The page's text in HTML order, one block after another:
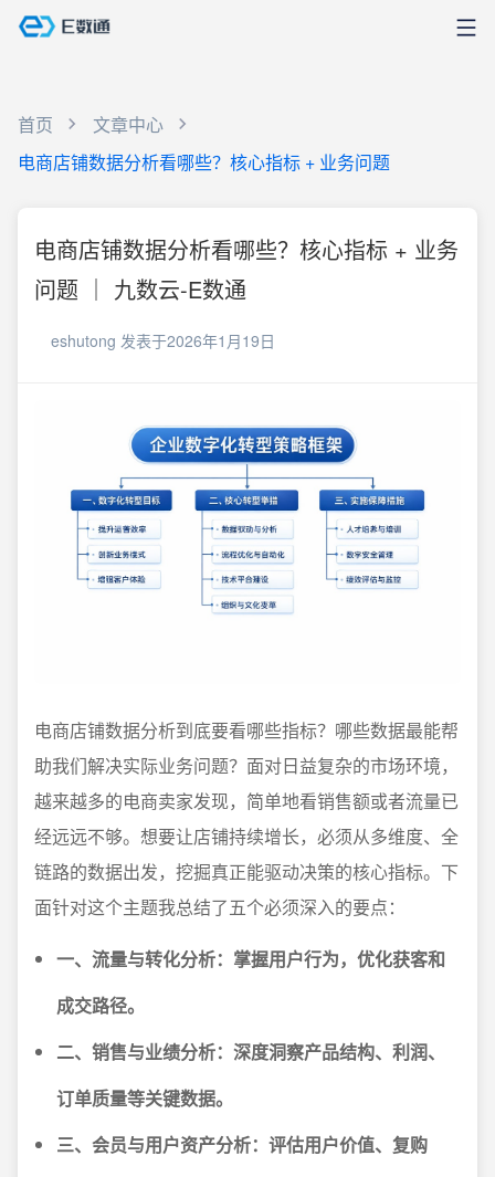
首页
文章中心
电商店铺数据分析看哪些？核心指标 + 业务问题
电商店铺数据分析看哪些？核心指标 + 业务
问题 ｜ 九数云-E数通
eshutong 发表于2026年1月19日
电商店铺数据分析到底要看哪些指标？哪些数据最能帮
助我们解决实际业务问题？面对日益复杂的市场环境，
越来越多的电商卖家发现，简单地看销售额或者流量已
经远远不够。想要让店铺持续增长，必须从多维度、全
链路的数据出发，挖掘真正能驱动决策的核心指标。下
面针对这个主题我总结了五个必须深入的要点：
一、流量与转化分析：掌握用户行为，优化获客和
成交路径。
二、销售与业绩分析：深度洞察产品结构、利润、
订单质量等关键数据。
三、会员与用户资产分析：评估用户价值、复购